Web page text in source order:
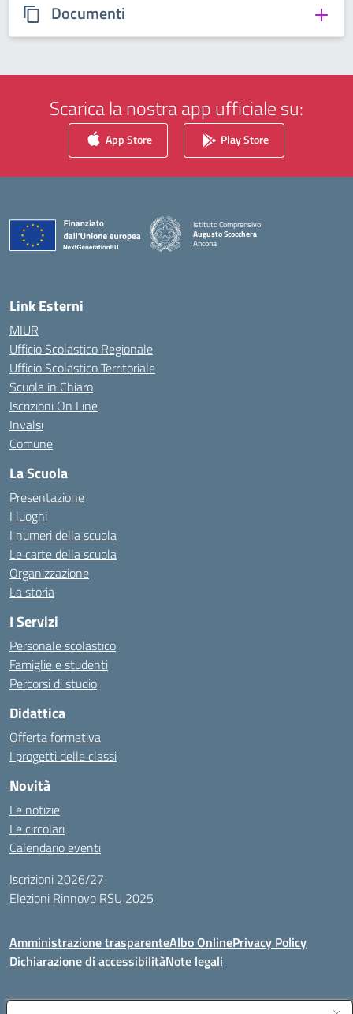
Documenti
Scarica la nostra app ufficiale su:
App Store Play Store
Istituto Comprensivo
Augusto Scocchera
Ancona
Link Esterni
MIUR
Ufficio Scolastico Regionale
Ufficio Scolastico Territoriale
Scuola in Chiaro
Iscrizioni On Line
Invalsi
Comune
La Scuola
Presentazione
I luoghi
I numeri della scuola
Le carte della scuola
Organizzazione
La storia
I Servizi
Personale scolastico
Famiglie e studenti
Percorsi di studio
Didattica
Offerta formativa
I progetti delle classi
Novità
Le notizie
Le circolari
Calendario eventi
Iscrizioni 2026/27
Elezioni Rinnovo RSU 2025
Amministrazione trasparenteAlbo OnlinePrivacy Policy
Dichiarazione di accessibilitàNote legali